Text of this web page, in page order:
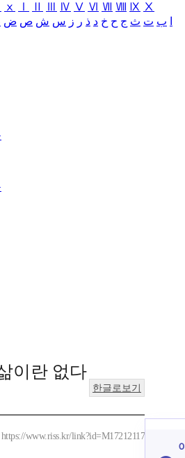
ⅹ Ⅳ Ⅴ Ⅵ Ⅶ Ⅷ Ⅸ Ⅹ
ب ت ث ج ح خ د ذ ر ز س ش ص ض
이란 없다
한글로보기
https://www.riss.kr/link?id=M17212117